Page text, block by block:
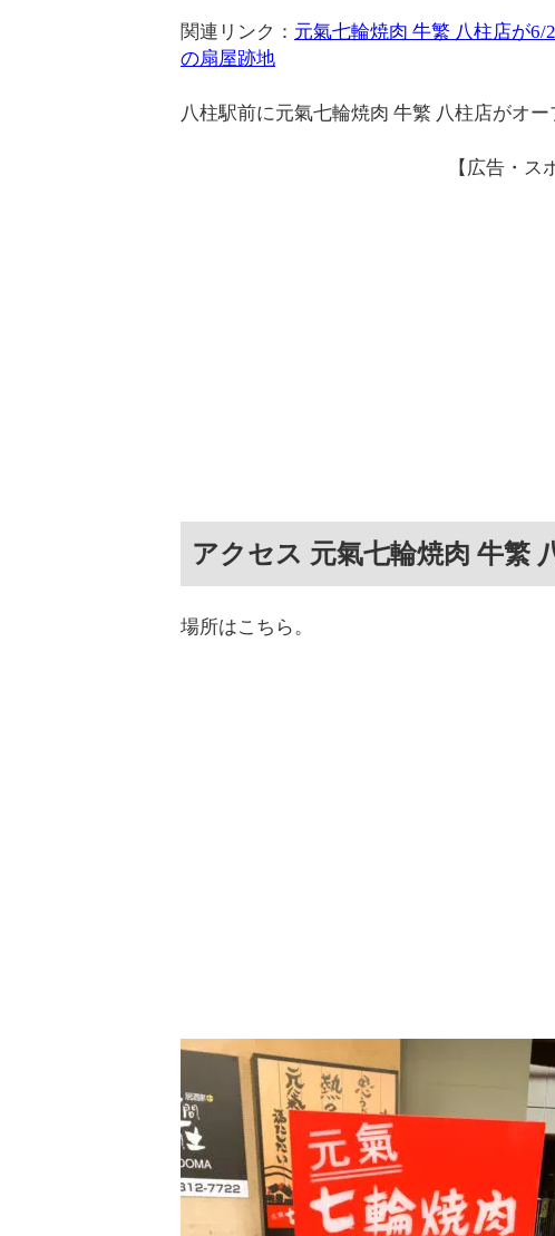
関連リンク： 元氣七輪焼肉 牛繁 八柱店が
の扇屋跡地
八柱駅前に元氣七輪焼肉 牛繁 八柱店がオー
【広告・ス
アクセス 元氣七輪焼肉 牛繁
場所はこちら。